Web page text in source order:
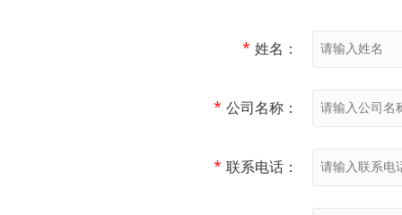
* 姓名：
* 公司名称：
* 联系电话：